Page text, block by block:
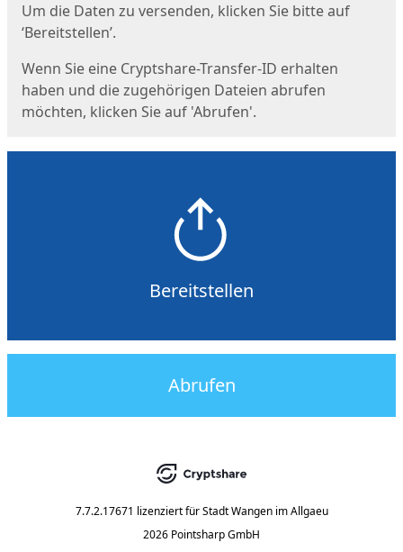
Um die Daten zu versenden, klicken Sie bitte auf
‘Bereitstellen’.
Wenn Sie eine Cryptshare-Transfer-ID erhalten
haben und die zugehörigen Dateien abrufen
möchten, klicken Sie auf 'Abrufen'.
Bereitstellen
Abrufen
7.7.2.17671 lizenziert für Stadt Wangen im Allgaeu
2026 Pointsharp GmbH